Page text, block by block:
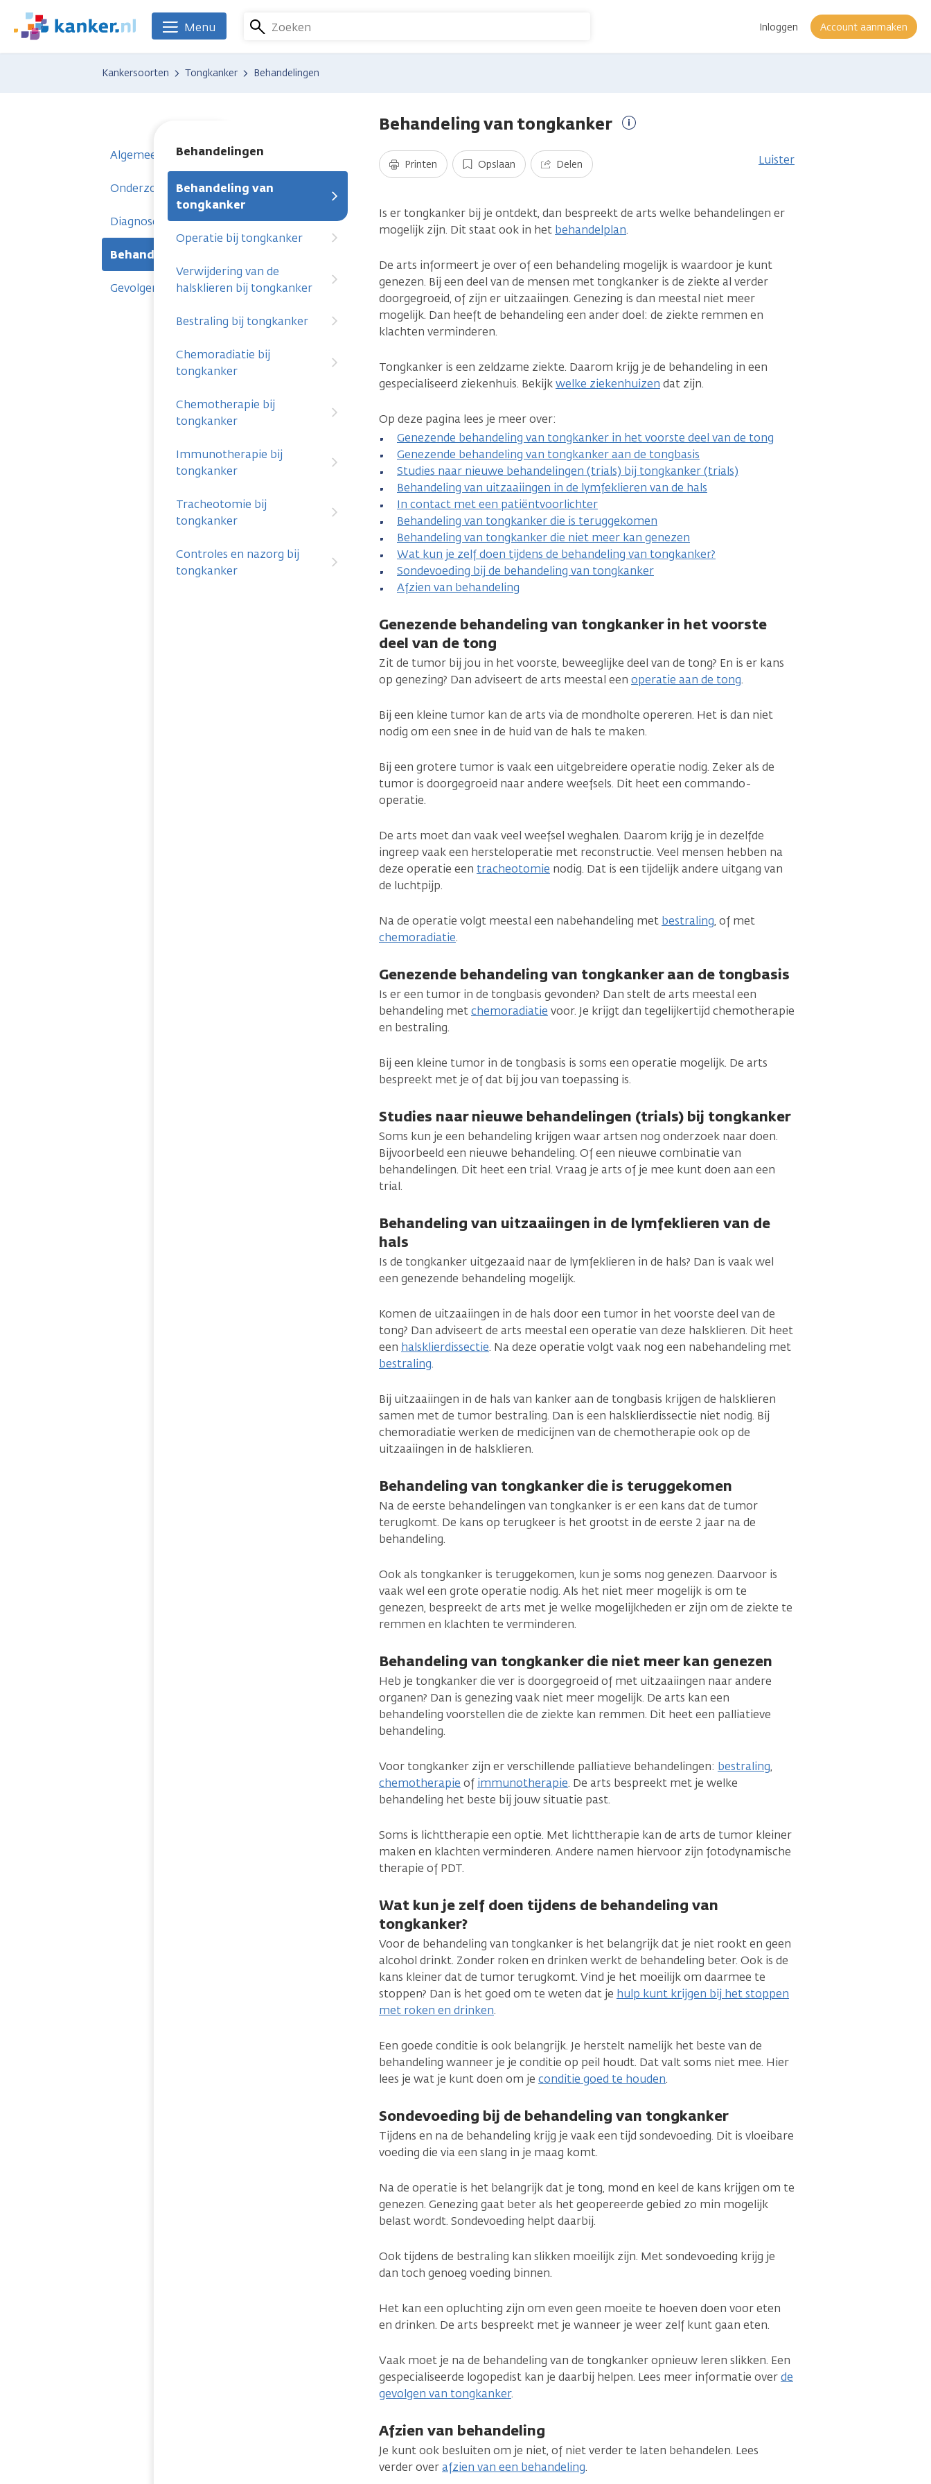
naar
We
zijn
Zoeken Inloggen Account aanmaken
Menu
Kankersoorten Tongkanker Behandelingen
Algemeen
Onderzoeken
Diagnose
Behandelingen
Behandelingen
Behandeling van
tongkanker
Operatie bij tongkanker
Verwijdering van de
halsklieren bij tongkanker
Bestraling bij tongkanker
Chemoradiatie bij
tongkanker
Chemotherapie bij
tongkanker
Immunotherapie bij
tongkanker
Tracheotomie bij
tongkanker
Controles en nazorg bij
tongkanker
Gevolgen
Behandeling van tongkanker
Printen Opslaan Delen Luister
Is er tongkanker bij je ontdekt, dan bespreekt de arts welke behandelingen er
mogelijk zijn. Dit staat ook in het behandelplan.
De arts informeert je over of een behandeling mogelijk is waardoor je kunt
genezen. Bij een deel van de mensen met tongkanker is de ziekte al verder
doorgegroeid, of zijn er uitzaaiingen. Genezing is dan meestal niet meer
mogelijk. Dan heeft de behandeling een ander doel: de ziekte remmen en
klachten verminderen.
Tongkanker is een zeldzame ziekte. Daarom krijg je de behandeling in een
gespecialiseerd ziekenhuis. Bekijkwelke ziekenhuizen dat zijn.
Op deze pagina lees je meer over:
Genezende behandeling van tongkanker in het voorste deel van de tong
Genezende behandeling van tongkanker aan de tongbasis
Studies naar nieuwe behandelingen (trials) bij tongkanker (trials)
Behandeling van uitzaaiingen in de lymfeklieren van de hals
In contact met een patiëntvoorlichter
Behandeling van tongkanker die is teruggekomen
Behandeling van tongkanker die niet meer kan genezen
Wat kun je zelf doen tijdens de behandeling van tongkanker?
Sondevoeding bij de behandeling van tongkanker
Afzien van behandeling
Genezende behandeling van tongkanker in het voorste
deel van de tong
Zit de tumor bij jou in het voorste, beweeglijke deel van de tong? En is er kans
op genezing? Dan adviseert de arts meestal een operatie aan de tong.
Bij een kleine tumor kan de arts via de mondholte opereren. Het is dan niet
nodig om een snee in de huid van de hals te maken.
Bij een grotere tumor is vaak een uitgebreidere operatie nodig. Zeker als de
tumor is doorgegroeid naar andere weefsels. Dit heet een commando-
operatie.
De arts moet dan vaak veel weefsel weghalen. Daarom krijg je in dezelfde
ingreep vaak een hersteloperatie met reconstructie. Veel mensen hebben na
deze operatie een tracheotomie nodig. Dat is een tijdelijk andere uitgang van
de luchtpijp.
Na de operatie volgt meestal een nabehandeling met bestraling, of met
chemoradiatie.
Genezende behandeling van tongkanker aan de tongbasis
Is er een tumor in de tongbasis gevonden? Dan stelt de arts meestal een
behandeling metchemoradiatie voor. Je krijgt dan tegelijkertijd chemotherapie
en bestraling.
Bij een kleine tumor in de tongbasis is soms een operatie mogelijk. De arts
bespreekt met je of dat bij jou van toepassing is.
Studies naar nieuwe behandelingen (trials) bij tongkanker
Soms kun je een behandeling krijgen waar artsen nog onderzoek naar doen.
Bijvoorbeeld een nieuwe behandeling. Of een nieuwe combinatie van
behandelingen. Dit heet een trial. Vraag je arts of je mee kunt doen aan een
trial.
Behandeling van uitzaaiingen in de lymfeklieren van de
hals
Is de tongkanker uitgezaaid naar de lymfeklieren in de hals? Dan is vaak wel
een genezende behandeling mogelijk.
Komen de uitzaaiingen in de hals door een tumor in het voorste deel van de
tong? Dan adviseert de arts meestal een operatie van deze halsklieren. Dit heet
een halsklierdissectie. Na deze operatie volgt vaak nog een nabehandeling met
bestraling.
Bij uitzaaiingen in de hals van kanker aan de tongbasis krijgen de halsklieren
samen met de tumor bestraling. Dan is een halsklierdissectie niet nodig. Bij
chemoradiatie werken de medicijnen van de chemotherapie ook op de
uitzaaiingen in de halsklieren.
Behandeling van tongkanker die is teruggekomen
Na de eerste behandelingen van tongkanker is er een kans dat de tumor
terugkomt. De kans op terugkeer is het grootst in de eerste 2 jaar na de
behandeling.
Ook als tongkanker is teruggekomen, kun je soms nog genezen. Daarvoor is
vaak wel een grote operatie nodig. Als het niet meer mogelijk is om te
genezen, bespreekt de arts met je welke mogelijkheden er zijn om de ziekte te
remmen en klachten te verminderen.
Behandeling van tongkanker die niet meer kan genezen
Heb je tongkanker die ver is doorgegroeid of met uitzaaiingen naar andere
organen? Dan is genezing vaak niet meer mogelijk. De arts kan een
behandeling voorstellen die de ziekte kan remmen. Dit heet een palliatieve
behandeling.
Voor tongkanker zijn er verschillende palliatieve behandelingen: bestraling,
chemotherapie of immunotherapie. De arts bespreekt met je welke
behandeling het beste bij jouw situatie past.
Soms is lichttherapie een optie. Met lichttherapie kan de arts de tumor kleiner
maken en klachten verminderen. Andere namen hiervoor zijn fotodynamische
therapie of PDT.
Wat kun je zelf doen tijdens de behandeling van
tongkanker?
Voor de behandeling van tongkanker is het belangrijk dat je niet rookt en geen
alcohol drinkt. Zonder roken en drinken werkt de behandeling beter. Ook is de
kans kleiner dat de tumor terugkomt. Vind je het moeilijk om daarmee te
stoppen? Dan is het goed om te weten dat je hulp kunt krijgen bij het stoppen
met roken en drinken.
Een goede conditie is ook belangrijk. Je herstelt namelijk het beste van de
behandeling wanneer je je conditie op peil houdt. Dat valt soms niet mee. Hier
lees je wat je kunt doen om je conditie goed te houden.
Sondevoeding bij de behandeling van tongkanker
Tijdens en na de behandeling krijg je vaak een tijd sondevoeding. Dit is vloeibare
voeding die via een slang in je maag komt.
Na de operatie is het belangrijk dat je tong, mond en keel de kans krijgen om te
genezen. Genezing gaat beter als het geopereerde gebied zo min mogelijk
belast wordt. Sondevoeding helpt daarbij.
Ook tijdens de bestraling kan slikken moeilijk zijn. Met sondevoeding krijg je
dan toch genoeg voeding binnen.
Het kan een opluchting zijn om even geen moeite te hoeven doen voor eten
en drinken. De arts bespreekt met je wanneer je weer zelf kunt gaan eten.
Vaak moet je na de behandeling van de tongkanker opnieuw leren slikken. Een
gespecialiseerde logopedist kan je daarbij helpen. Lees meer informatie overde
gevolgen van tongkanker.
Afzien van behandeling
Je kunt ook besluiten om je niet, of niet verder te laten behandelen. Lees
verder overafzien van een behandeling.